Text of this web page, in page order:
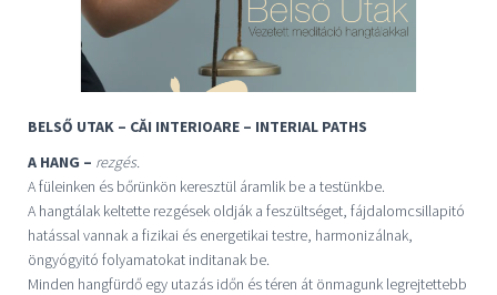
BELSŐ UTAK – CĂI INTERIOARE – INTERIAL PATHS
A HANG – rezgés.
A füleinken és bőrünkön keresztül áramlik be a testünkbe.
A hangtálak keltette rezgések oldják a feszültséget, fájdalomcsillapitó
hatással vannak a fizikai és energetikai testre, harmonizálnak,
öngyógyitó folyamatokat inditanak be.
Minden hangfürdő egy utazás időn és téren át önmagunk legrejtettebb